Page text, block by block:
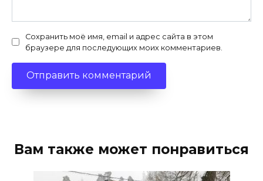
Сохранить моё имя, email и адрес сайта в этом
браузере для последующих моих комментариев.
Вам также может понравиться